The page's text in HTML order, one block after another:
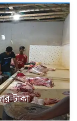
টাকা